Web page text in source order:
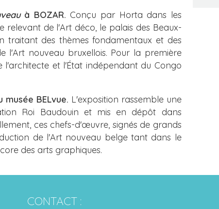
à BOZAR. Conçu par Horta dans les
relevant de l'Art déco, le palais des Beaux-
traitant des thèmes fondamentaux et des
l'Art nouveau bruxellois. Pour la première
et l'État indépendant du Congo
musée BELvue. L'exposition rassemble une
Roi Baudouin et mis en dépôt dans
ces chefs-d'œuvre, signés de grands
de l'Art nouveau belge tant dans le
des arts graphiques.
CONTACT :